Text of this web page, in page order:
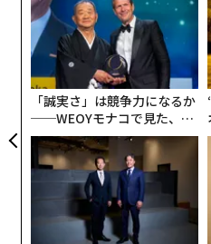
オックスフォード大学のマ
授が、「今後10〜20年程度
の仕事が自動化されるリス
「雇用の未来」で発表した
経った今、技術革新はさら
しかし、仕事の自動化は必
ク」ではない。新しい技術
なかった新しい仕事が次々
えば、AIをはじめとする新
「誠実さ」は競争力になるか
──WEOYモナコで見た、く
ら寿司の経営哲学